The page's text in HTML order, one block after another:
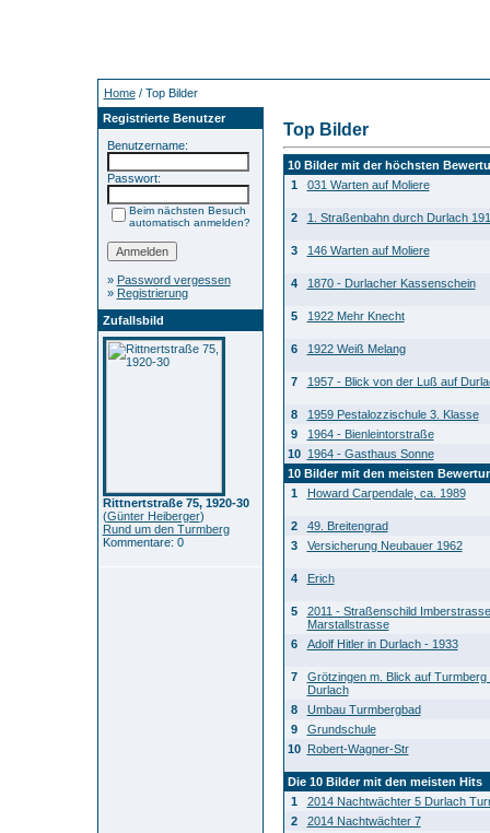
Home/ Top Bilder
Registrierte Benutzer
Benutzername:
Passwort:
Beim nächsten Besuch
automatisch anmelden?
» Password vergessen
» Registrierung
Zufallsbild
Rittnertstraße 75, 1920-30
(Günter Heiberger)
Rund um den Turmberg
Kommentare: 0
Top Bilder
10 Bilder mit der höchsten
1
031 Warten auf Moliere
2 1. Straßenbahn durch Durlach
3 146 Warten auf Moliere
4 1870 - Durlacher Kassenschein
5 1922 Mehr Knecht
6 1922 Weiß Melang
7 1957 - Blick von der Luß auf
8
1959 Pestalozzischule 3. Klasse
9
1964 - Bienleintorstraße
10
1964 - Gasthaus Sonne
10 Bilder mit den meisten
1
Howard Carpendale, ca. 1989
2
49. Breitengrad
3
Versicherung Neubauer 1962
4 Erich
5
2011 - Straßenschild
Marstallstrasse
6
Adolf Hitler in Durlach - 1933
7
Grötzingen m. Blick auf Turmberg
Durlach
8
Umbau Turmbergbad
9
Grundschule
10
Robert-Wagner-Str
Die 10 Bilder mit den meisten Hits
1
2014 Nachtwächter 5 Durlach
2
2014 Nachtwächter 7